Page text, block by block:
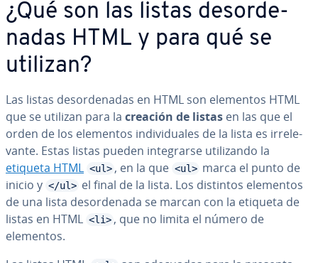
¿Qué son las listas des­or­de­
na­das HTML y para qué se
utilizan?
Las listas des­or­de­na­das en HTML son elementos HTML
que se utilizan para la creación de listas en las que el
orden de los elementos in­di­vi­dua­les de la lista es irre­le­
va­n­te. Estas listas pueden in­te­grar­se uti­li­za­n­do la
etiqueta HTML <ul> , en la que <ul> marca el punto de
inicio y </ul> el final de la lista. Los distintos elementos
de una lista des­or­de­na­da se marcan con la etiqueta de
listas en HTML <li> , que no limita el número de
elementos.